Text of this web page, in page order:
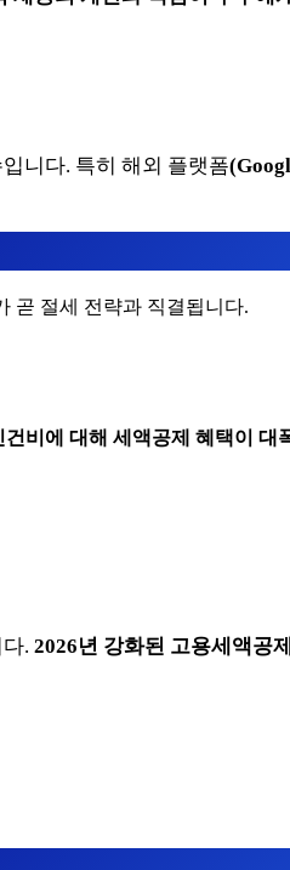
니다. 특히 해외 플랫폼(
곧 절세 전략과 직결됩니다.
건비에 대해 세액공제 혜택이 대
. 2026년 강화된 고용세액공